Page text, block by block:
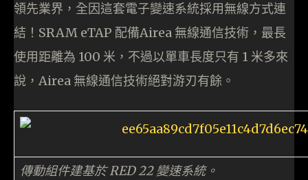
領先業界，全因這套電子變速系統採用無線方式連
結！SRAM eTAP 配備Airea 無線通信技術，最長
使用距離為 100 米，不過以單車長度只有 1 米多來
說，Airea 無線通信技術絕對游刃有餘。
傳動組件建基於 RED 22 變速系統。